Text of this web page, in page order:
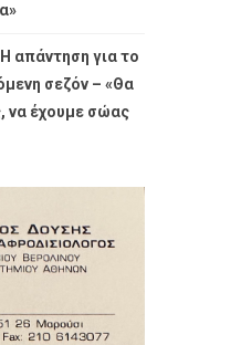
απάντηση για το
σεζόν – «Θα
να έχουμε σώας